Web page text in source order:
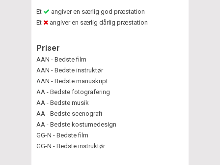
Et
angiver en særlig god præstation
Et
angiver en særlig dårlig præstation
Priser
AAN - Bedste film
AAN - Bedste instruktør
AAN - Bedste manuskript
AA - Bedste fotografering
AA - Bedste musik
AA - Bedste scenografi
AA - Bedste kostumedesign
GG-N - Bedste film
GG-N - Bedste instruktør